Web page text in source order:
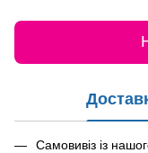
Самовивіз із